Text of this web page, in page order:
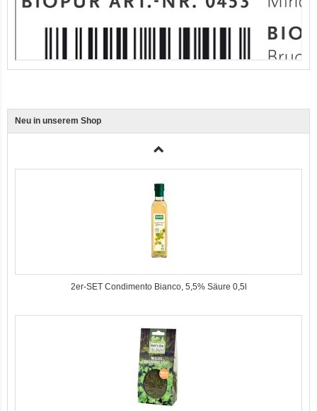
Neu in unserem Shop
2er-SET Condimento Bianco, 5,5% Säure 0,5l